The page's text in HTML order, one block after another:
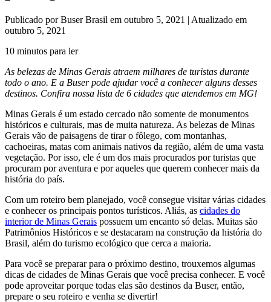
Publicado por Buser Brasil em outubro 5, 2021 | Atualizado em
outubro 5, 2021
10 minutos para ler
As belezas de Minas Gerais atraem milhares de turistas durante
todo o ano. E a Buser pode ajudar você a conhecer alguns desses
destinos. Confira nossa lista de 6 cidades que atendemos em MG!
Minas Gerais é um estado cercado não somente de monumentos
históricos e culturais, mas de muita natureza. As belezas de Minas
Gerais vão de paisagens de tirar o fôlego, com montanhas,
cachoeiras, matas com animais nativos da região, além de uma vasta
vegetação. Por isso, ele é um dos mais procurados por turistas que
procuram por aventura e por aqueles que querem conhecer mais da
história do país.
Com um roteiro bem planejado, você consegue visitar várias cidades
e conhecer os principais pontos turísticos. Aliás, as cidades do
interior de Minas Gerais possuem um encanto só delas. Muitas são
Patrimônios Históricos e se destacaram na construção da história do
Brasil, além do turismo ecológico que cerca a maioria.
Para você se preparar para o próximo destino, trouxemos algumas
dicas de cidades de Minas Gerais que você precisa conhecer. E você
pode aproveitar porque todas elas são destinos da Buser, então,
prepare o seu roteiro e venha se divertir!